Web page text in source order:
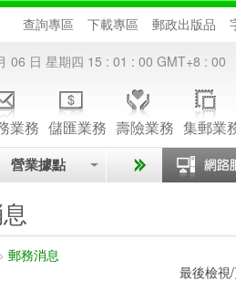
查詢專區 下載專區 郵政出版品
06 日 星期四 15 : 01 : 00 GMT+8 : 00
業務 儲匯業務 壽險業務 集郵業
營業據點
郵務消息
最後檢視